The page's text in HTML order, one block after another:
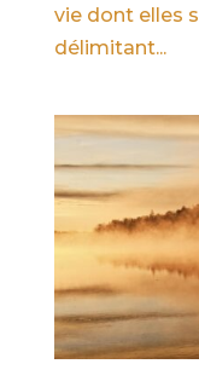
vie dont elles
délimitant...